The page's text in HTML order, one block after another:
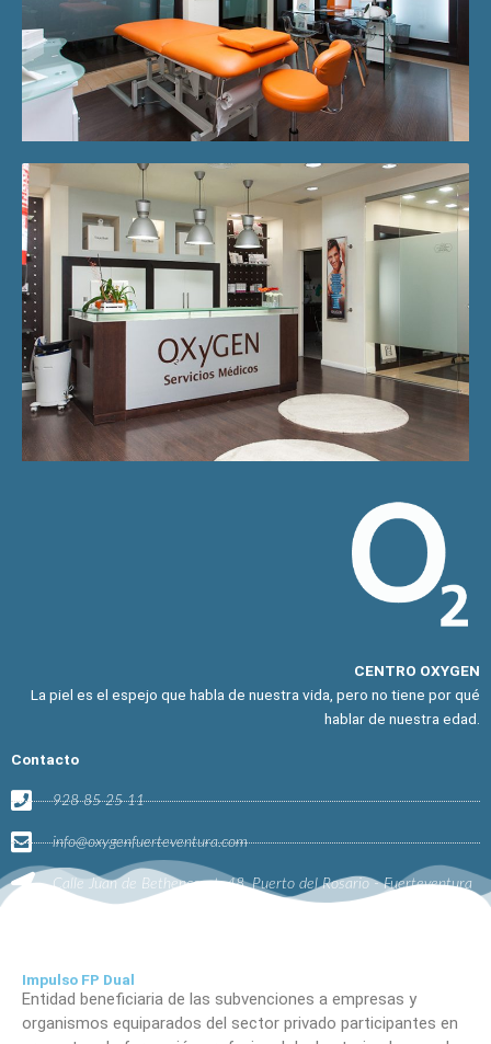
CENTRO OXYGEN
La piel es el espejo que habla de nuestra vida, pero no tiene por qué
hablar de nuestra edad.
Contacto
928 85 25 11
info@oxygenfuerteventura.com
Calle Juan de Bethencourt, 48, Puerto del Rosario - Fuerteventura
Impulso FP Dual
Entidad beneficiaria de las subvenciones a empresas y
organismos equiparados del sector privado participantes en